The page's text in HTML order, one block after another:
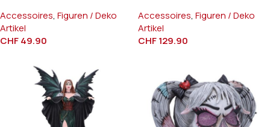
Accessoires, Figuren / Deko
Artikel
CHF49.90
Accessoires, Figuren / Deko
Artikel
CHF129.90